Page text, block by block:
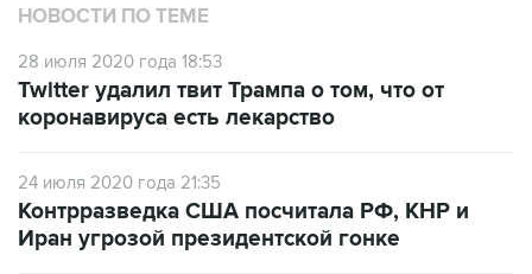
28 июля 2020 года 18:53
коронавируса есть лекарство
24 июля 2020 года 21:35
Иран угрозой президентской гонке
23 июня 2020 года 22:10